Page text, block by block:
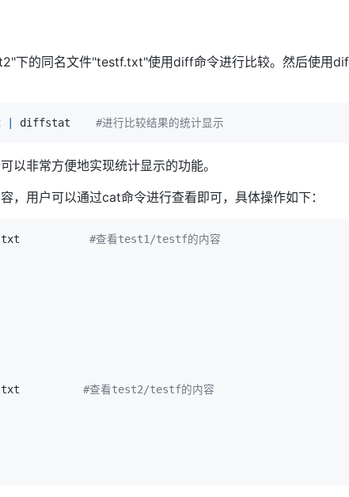
下的同名文件"testf.txt"使用diff命令进行比较。然后使用
diffstat #进行比较结果的统计显示
以非常方便地实现统计显示的功能。
，用户可以通过cat命令进行查看即可，具体操作如下：
#查看test1/testf的内容
#查看test2/testf的内容